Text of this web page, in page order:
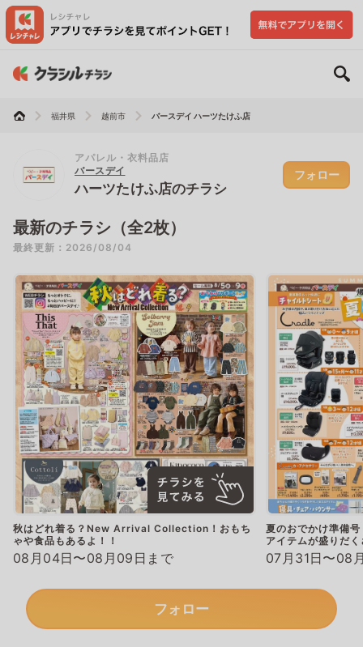
福井県 越前市 バースデイ ハーツたけふ店
アパレル・衣料品店
バースデイ
ハーツたけふ店のチラシ
フォロー
最新のチラシ（全2枚）
最終更新：2026/08/04
秋はどれ着る？New Arrival Collection！おもち
ゃや食品もあるよ！！
08月04日〜08月09日まで
夏のおでかけ準備
アイテムが盛りだ
07月31日〜08
フォロー